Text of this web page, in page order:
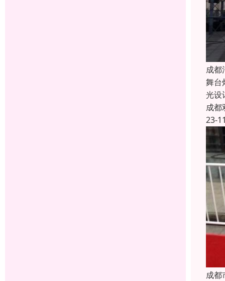
成都
舞台
光设
成都
23-
成都